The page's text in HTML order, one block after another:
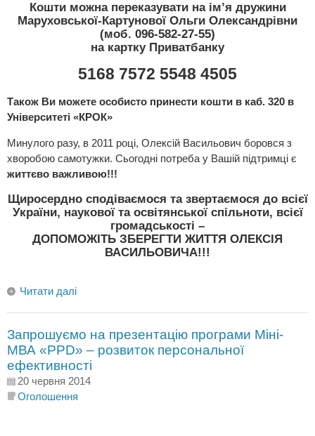
Кошти можна переказувати на ім’я дружини
Маруховської-Картунової Ольги Олександрівни
(моб. 096-582-27-55)
на картку Приватбанку
5168 7572 5548 4505
Також Ви можете особисто принести кошти в каб. 320 в
Університеті «КРОК»
Минулого разу, в 2011 році, Олексій Васильович боровся з
хворобою самотужки. Сьогодні потреба у Вашій підтримці є
життєво важливою!!!
Щиросердно сподіваємося та звертаємося до всієї
України, наукової та освітянської спільноти, всієї
громадськості –
ДОПОМОЖІТЬ ЗБЕРЕГТИ ЖИТТЯ ОЛЕКСІЯ
ВАСИЛЬОВИЧА!!!
Читати далі
Запрошуємо на презентацію програми Міні-
МВА «PPD» – розвиток персональної
ефективності
20 червня 2014
Оголошення